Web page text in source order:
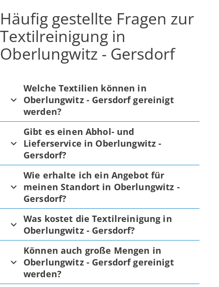
Häufig gestellte Fragen zur
Textilreinigung in
Oberlungwitz - Gersdorf
Welche Textilien können in
Oberlungwitz - Gersdorf gereinigt
werden?
Gibt es einen Abhol- und
Lieferservice in Oberlungwitz -
Gersdorf?
Wie erhalte ich ein Angebot für
meinen Standort in Oberlungwitz -
Gersdorf?
Was kostet die Textilreinigung in
Oberlungwitz - Gersdorf?
Können auch große Mengen in
Oberlungwitz - Gersdorf gereinigt
werden?